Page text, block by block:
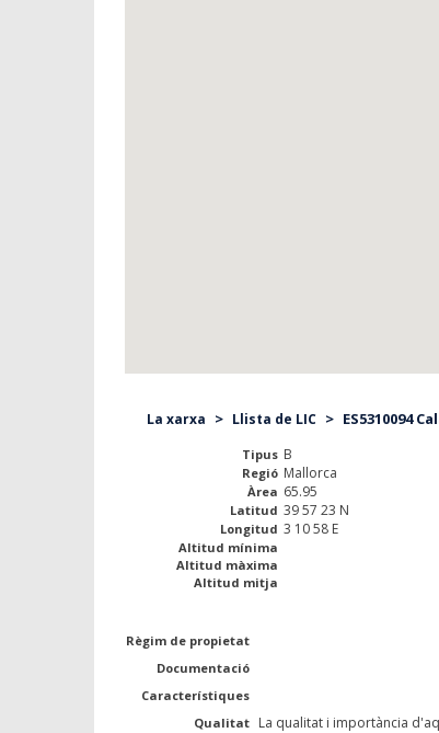
La xarxa > Llista de LIC > ES5310094
Tipus B
Regió Mallorca
Àrea 65.95
Latitud 39 57 23 N
Longitud 3 10 58 E
Altitud mínima
Altitud màxima
Altitud mitja
Règim de propietat
Documentació
Característiques
Qualitat La qualitat i importància